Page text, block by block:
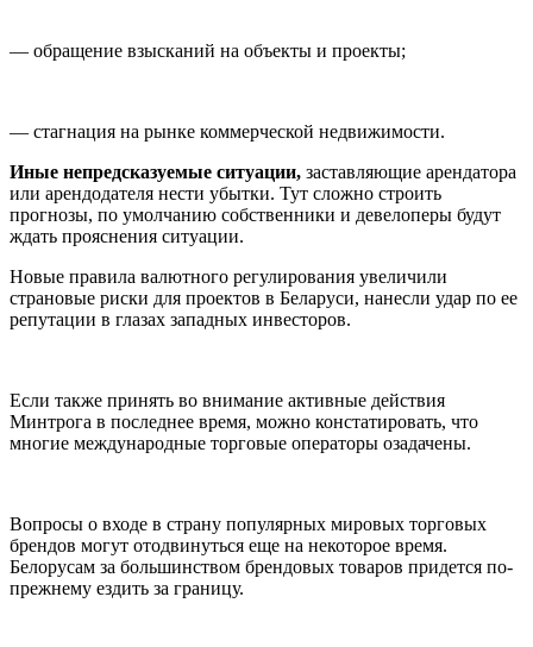
— обращение взысканий на объекты и проекты;
— стагнация на рынке коммерческой недвижимости.
Иные непредсказуемые ситуации, заставляющие арендатора
или арендодателя нести убытки. Тут сложно строить
прогнозы, по умолчанию собственники и девелоперы будут
ждать прояснения ситуации.
Новые правила валютного регулирования увеличили
страновые риски для проектов в Беларуси, нанесли удар по ее
репутации в глазах западных инвесторов.
Если также принять во внимание активные действия
Минтрога в последнее время, можно констатировать, что
многие международные торговые операторы озадачены.
Вопросы о входе в страну популярных мировых торговых
брендов могут отодвинуться еще на некоторое время.
Белорусам за большинством брендовых товаров придется по-
прежнему ездить за границу.